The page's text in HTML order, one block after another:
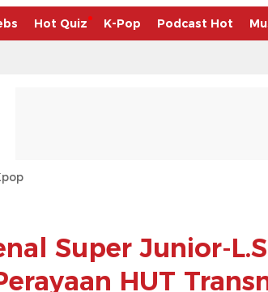
Hot Quiz K-Pop Podcast Hot
Super Junior-
HUT